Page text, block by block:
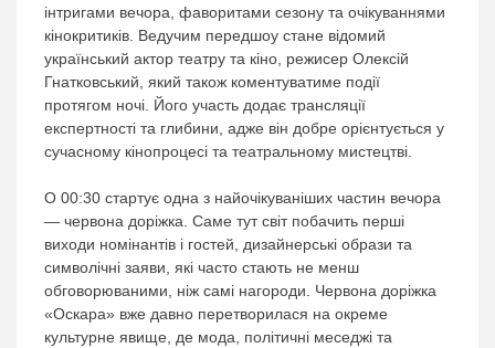
інтригами вечора, фаворитами сезону та очікуваннями
кінокритиків. Ведучим передшоу стане відомий
український актор театру та кіно, режисер Олексій
Гнатковський, який також коментуватиме події
протягом ночі. Його участь додає трансляції
експертності та глибини, адже він добре орієнтується у
сучасному кінопроцесі та театральному мистецтві.
О 00:30 стартує одна з найочікуваніших частин вечора
— червона доріжка. Саме тут світ побачить перші
виходи номінантів і гостей, дизайнерські образи та
символічні заяви, які часто стають не менш
обговорюваними, ніж самі нагороди. Червона доріжка
«Оскара» вже давно перетворилася на окреме
культурне явище, де мода, політичні меседжі та